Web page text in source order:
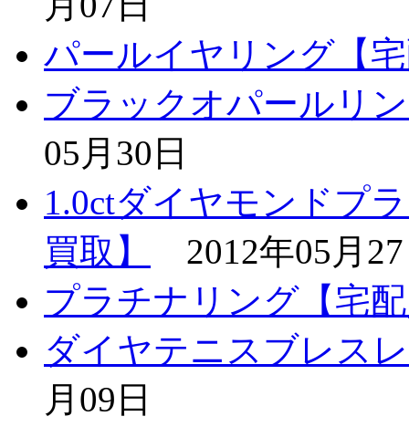
パールイヤリング【
ブラックオパールリ
05月30日
1.0ctダイヤモンドプ
買取】
2012年05月
プラチナリング【宅
ダイヤテニスブレス
月09日